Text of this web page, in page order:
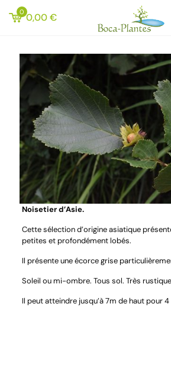
0 0,00€
Noisetier d’Asie.
Cette sélection d’origine asiatique
petites et profondément lobés.
Il présente une écorce grise
Soleil ou mi-ombre. Tous sol. Très
Il peut atteindre jusqu’à 7m de haut pour